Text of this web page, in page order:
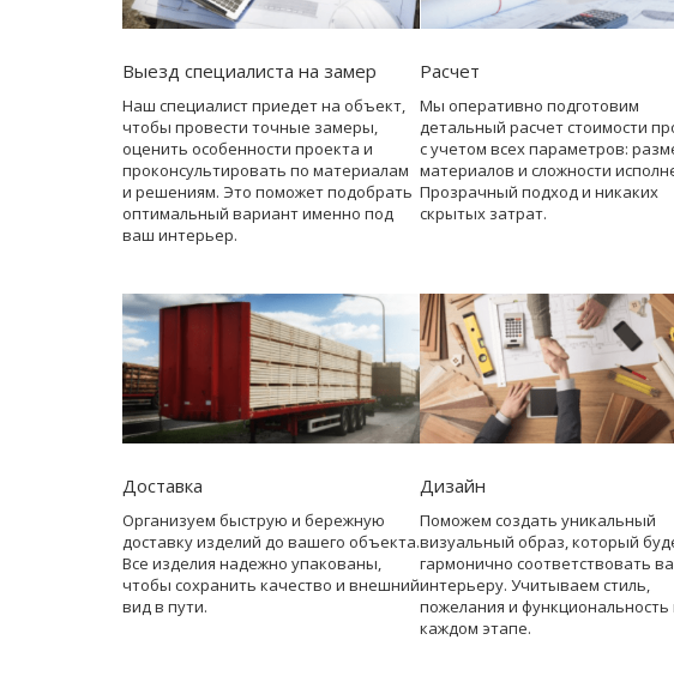
Выезд специалиста на замер
Наш специалист приедет на объект,
чтобы провести точные замеры,
оценить особенности проекта и
проконсультировать по материалам
и решениям. Это поможет подобрать
оптимальный вариант именно под
ваш интерьер.
Расчет
Мы оперативно подготовим
детальный расчет стоимости
с учетом всех параметров:
материалов и сложности
Прозрачный подход и никаких
скрытых затрат.
Доставка
Организуем быструю и бережную
доставку изделий до вашего объекта.
Все изделия надежно упакованы,
чтобы сохранить качество и внешний
вид в пути.
Дизайн
Поможем создать уникальный
визуальный образ, который
гармонично соответствовать
интерьеру. Учитываем стиль,
пожелания и функциональность
каждом этапе.